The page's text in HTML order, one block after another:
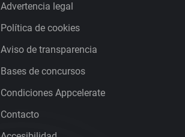
Advertencia legal
Política de cookies
Aviso de transparencia
Bases de concursos
Condiciones Appcelerate
Contacto